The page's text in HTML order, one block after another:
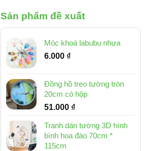
Sản phẩm đề xuất
Móc khoá labubu nhựa
6.000 ₫
Đồng hồ treo tường tròn
20cm có hộp
51.000 ₫
Tranh dán tường 3D hình
bình hoa đào 70cm *
115cm